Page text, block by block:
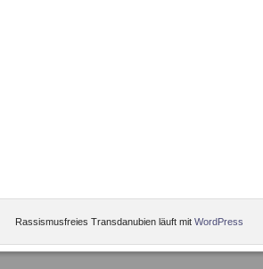
Rassismusfreies Transdanubien läuft mit WordPress